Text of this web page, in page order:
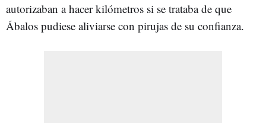
autorizaban a hacer kilómetros si se trataba de que
Ábalos pudiese aliviarse con pirujas de su confianza.